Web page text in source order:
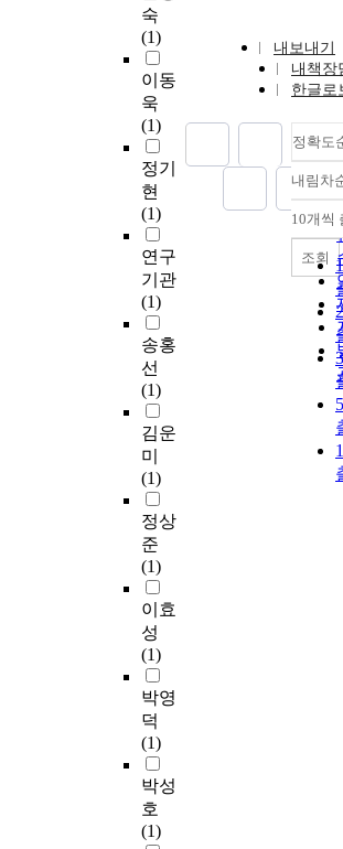
숙
(1)
이동
욱
(1)
정기
현
(1)
연구
기관
(1)
송홍
선
(1)
김운
미
(1)
정상
준
(1)
이효
성
(1)
박영
덕
(1)
박성
호
(1)
내보내기
내책장
한글로
정확도
내림차
10개씩
조회